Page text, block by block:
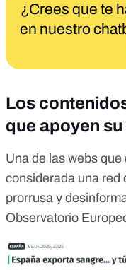
¿Crees que te
en nuestro
Los
que apoyen
Una de las webs
considerada una red
prorrusa y
Observatorio